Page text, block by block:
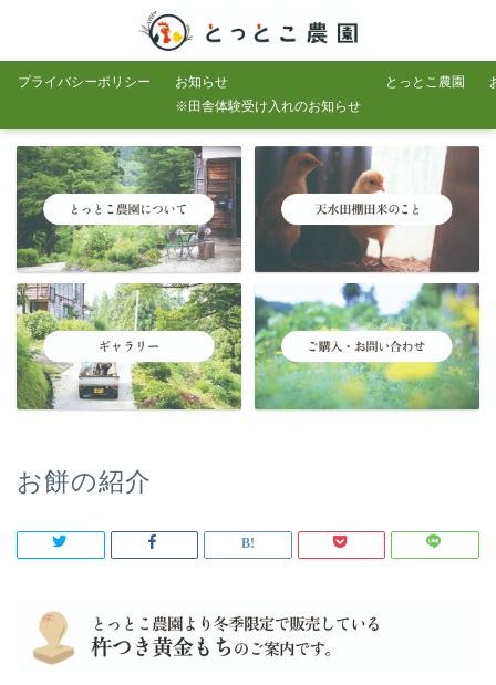
プライバシーポリシー
お知らせ
※田舎体験受け入れのお知らせ
とっとこ農園
お餅の紹介